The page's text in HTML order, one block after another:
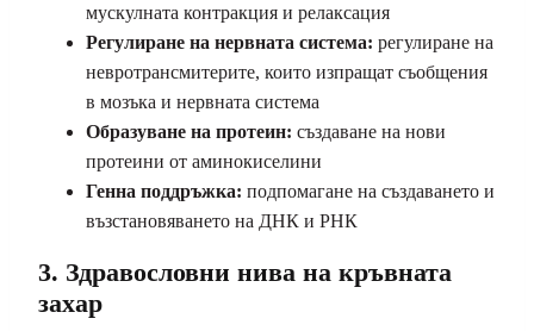
мускулната контракция и релаксация
Регулиране на нервната система: регулиране на
невротрансмитерите, които изпращат съобщения
в мозъка и нервната система
Образуване на протеин: създаване на нови
протеини от аминокиселини
Генна поддръжка: подпомагане на създаването и
възстановяването на ДНК и РНК
3. Здравословни нива на кръвната
захар